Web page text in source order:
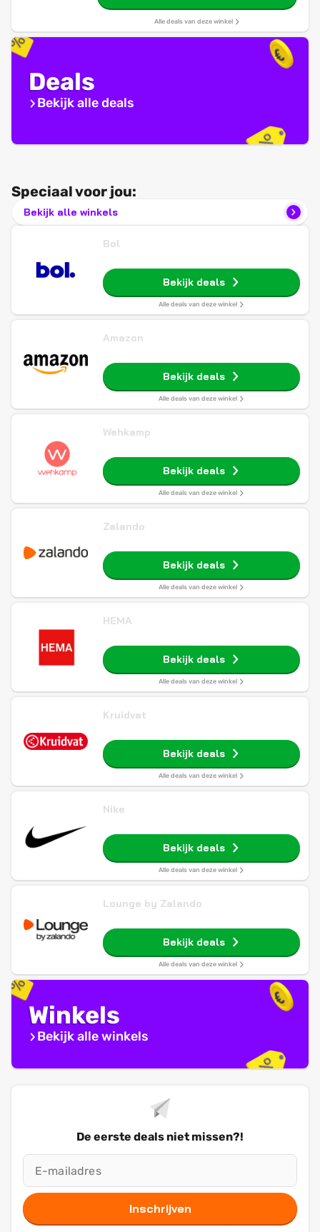
hartslagmonitor, Always‑On display,
waterbestendigAlle deals van deze winkel
Deals
Bekijk alle deals
Speciaal voor jou:
Bekijk alle winkels
Bol
Bekijk deals
Alle deals van deze winkel
Amazon
Bekijk deals
Alle deals van deze winkel
Wehkamp
Bekijk deals
Alle deals van deze winkel
Zalando
Bekijk deals
Alle deals van deze winkel
HEMA
Bekijk deals
Alle deals van deze winkel
Kruidvat
Bekijk deals
Alle deals van deze winkel
Nike
Bekijk deals
Alle deals van deze winkel
Lounge by Zalando
Bekijk deals
Alle deals van deze winkel
Winkels
Bekijk alle winkels
De eerste deals niet missen?!
Inschrijven